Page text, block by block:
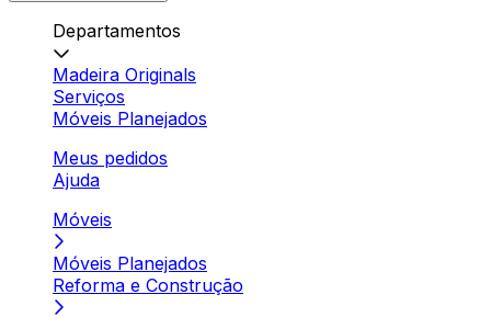
Departamentos
Madeira Originals
Serviços
Móveis Planejados
Meus pedidos
Ajuda
Móveis
Móveis Planejados
Reforma e Construção